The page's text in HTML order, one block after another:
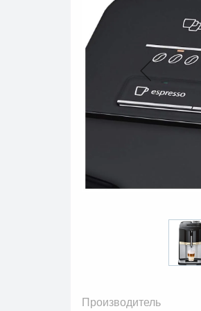
Производитель